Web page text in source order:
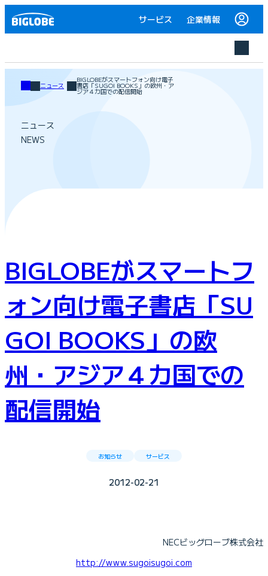
サービス 企業情報
ニュース
BIGLOBEがスマートフォン向け電子
書店「SUGOI BOOKS」の欧州・ア
ジア４カ国での配信開始
ニュース
NEWS
BIGLOBEがスマートフ
ォン向け電子書店「SU
GOI BOOKS」の欧
州・アジア４カ国での
配信開始
お知らせ サービス
2012-02-21
NECビッグローブ株式会社
http://www.sugoisugoi.com